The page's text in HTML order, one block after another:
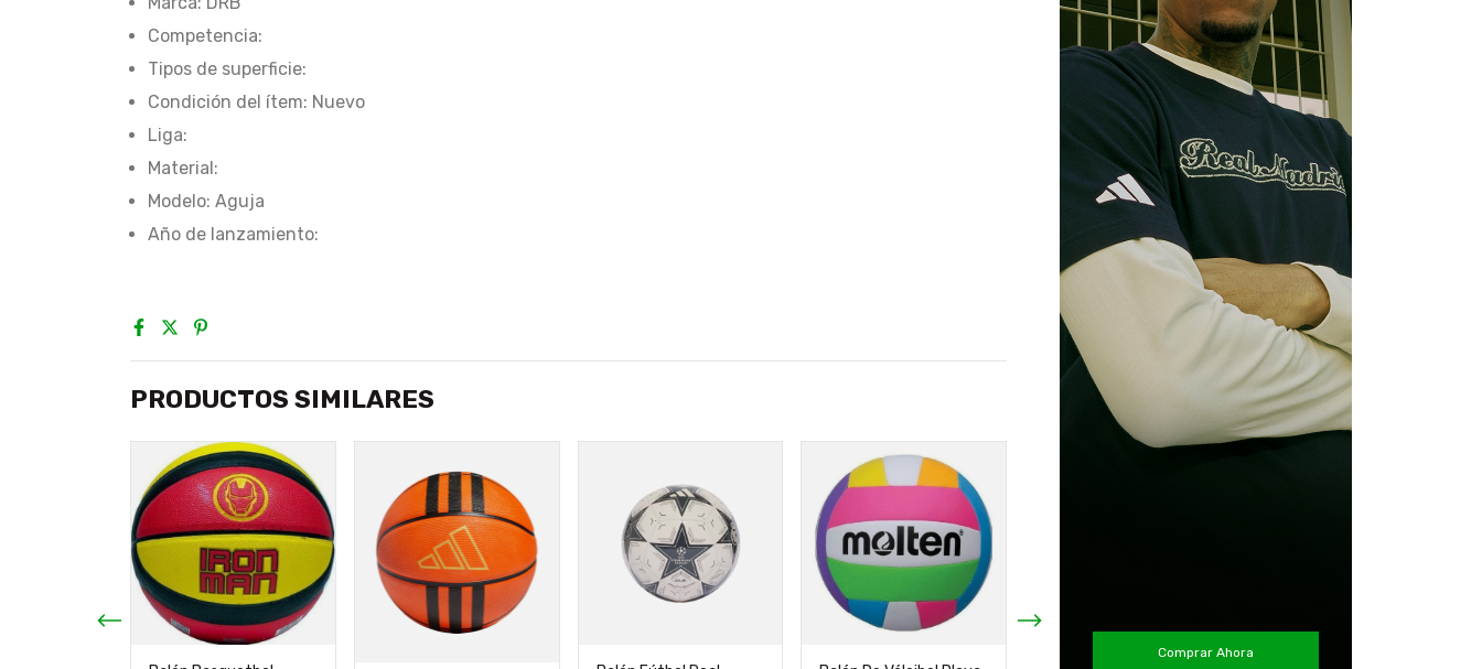
Competencia:
Tipos de superficie:
Condición del ítem: Nuevo
Liga:
Material:
Modelo: Aguja
Año de lanzamiento:
PRODUCTOS SIMILARES
Comprar Ahora